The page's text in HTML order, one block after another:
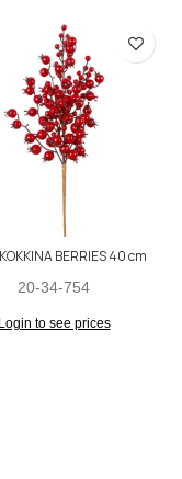
BERRIES 40 cm
20-34-754
Login to see prices